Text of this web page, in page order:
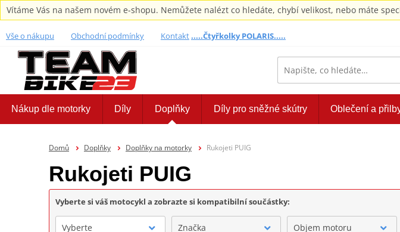
Vítáme Vás na našem novém e-shopu. Nemůžete nalézt co hledáte, chybí velikost, nebo máte
Vše o nákupu Obchodní podmínky Kontakt.....Čtyřkolky POLARIS.....
Nákup dle motorky Díly Doplňky Díly pro sněžné skútry Oblečení a
Domů Doplňky Doplňky na motorky Rukojeti PUIG
Rukojeti PUIG
Vyberte si váš motocykl a zobrazte si kompatibilní součástky:
Vyberte Značka Objem motoru